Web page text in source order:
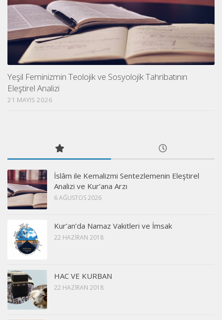
Yeşil Feminizmin Teolojik ve Sosyolojik Tahribatının
Eleştirel Analizi
21 MAYIS 2026
İslâm ile Kemalizmi Sentezlemenin Eleştirel
Analizi ve Kur’ana Arzı
6 AĞUSTOS 2026
Kur’an’da Namaz Vakitleri ve İmsak
22 HAZIRAN 2018
HAC VE KURBAN
22 HAZIRAN 2018